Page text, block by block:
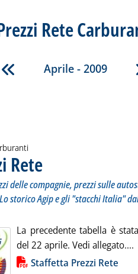
Rete
Aprile - 2009
Rete . Sottotitolo: Il punto
delle compagnie, prezzi sulle
storico Agip e gli "stacchi Italia"
La precedente tabella è
del 22 aprile. Vedi allegato....
notizia
Staffetta Prezzi Rete